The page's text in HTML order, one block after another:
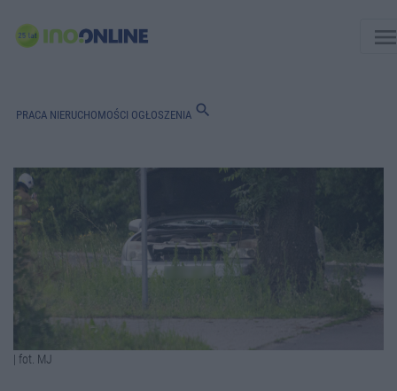
PRACA NIERUCHOMOŚCI OGŁOSZENIA search
| fot. MJ